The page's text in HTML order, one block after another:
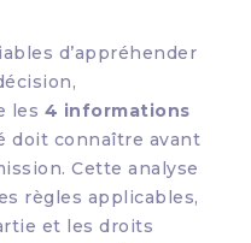
d’appréhender
les 4 informations
doit connaître avant
Cette analyse
règles applicables,
et les droits